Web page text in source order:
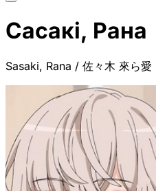
Сасакі, Рана
Sasaki, Rana / 佐々木 來ら愛